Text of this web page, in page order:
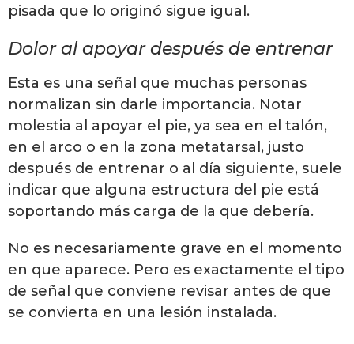
pisada que lo originó sigue igual.
Dolor al apoyar después de entrenar
Esta es una señal que muchas personas
normalizan sin darle importancia. Notar
molestia al apoyar el pie, ya sea en el talón,
en el arco o en la zona metatarsal, justo
después de entrenar o al día siguiente, suele
indicar que alguna estructura del pie está
soportando más carga de la que debería.
No es necesariamente grave en el momento
en que aparece. Pero es exactamente el tipo
de señal que conviene revisar antes de que
se convierta en una lesión instalada.